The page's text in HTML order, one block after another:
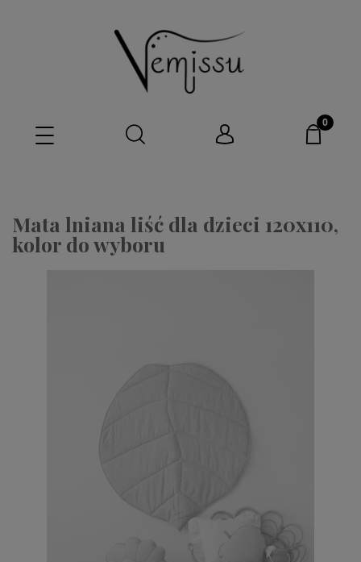
Mata lniana liść dla dzieci 120x110,
kolor do wyboru